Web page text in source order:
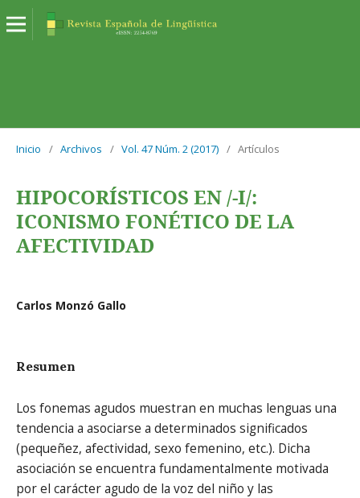
Inicio / Archivos / Vol. 47 Núm. 2 (2017) / Artículos
HIPOCORÍSTICOS EN /-I/:
ICONISMO FONÉTICO DE LA
AFECTIVIDAD
Carlos Monzó Gallo
Resumen
Los fonemas agudos muestran en muchas lenguas una
tendencia a asociarse a determinados significados
(pequeñez, afectividad, sexo femenino, etc.). Dicha
asociación se encuentra fundamentalmente motivada
por el carácter agudo de la voz del niño y las